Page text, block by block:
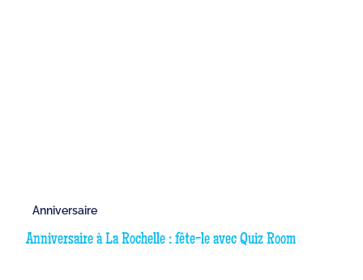
Anniversaire
Anniversaire à La Rochelle : fête-le avec Quiz Room